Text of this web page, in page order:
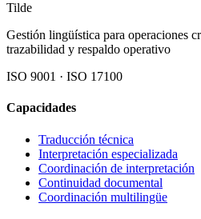
Tilde
Gestión lingüística para operaciones
trazabilidad y respaldo operativo
ISO 9001 · ISO 17100
Capacidades
Traducción técnica
Interpretación especializada
Coordinación de interpretación
Continuidad documental
Coordinación multilingüe